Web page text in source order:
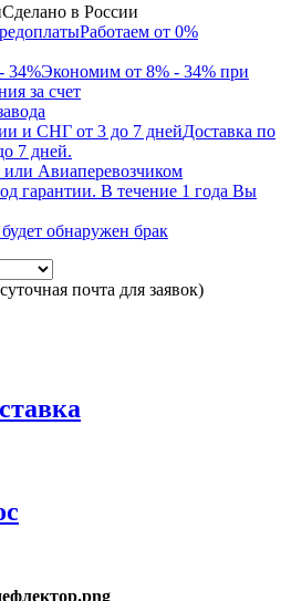
Сделано в России
Работаем от 0%
Экономим от 8% - 34% при
за счет
Доставка по
7 дней.
Авиаперевозчиком
гарантии. В течение 1 года Вы
обнаружен брак
почта для заявок)